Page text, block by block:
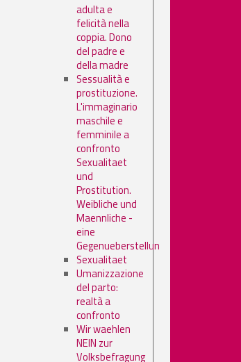
adulta e
felicità nella
coppia. Dono
del padre e
della madre
Sessualità e
prostituzione.
L'immaginario
maschile e
femminile a
confronto
Sexualitaet
und
Prostitution.
Weibliche und
Maennliche -
eine
Gegenueberstellun
Sexualitaet
Umanizzazione
del parto:
realtà a
confronto
Wir waehlen
NEIN zur
Volksbefragung